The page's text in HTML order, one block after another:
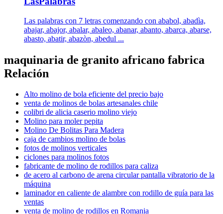
Las palabras con 7 letras comenzando con ababol, abadìa,
abajar, abajor, abalar, abaleo, abanar, abanto, abarca, abarse,
abasto, abatir, abazòn, abedul ...
maquinaria de granito africano fabrica
Relación
Alto molino de bola eficiente del precio bajo
venta de molinos de bolas artesanales chile
colibri de alicia caserio molino viejo
Molino para moler pepita
Molino De Bolitas Para Madera
caja de cambios molino de bolas
fotos de molinos verticales
ciclones para molinos fotos
fabricante de molino de rodillos para caliza
de acero al carbono de arena circular pantalla vibratorio de la
máquina
laminador en caliente de alambre con rodillo de guía para las
ventas
venta de molino de rodillos en Romania